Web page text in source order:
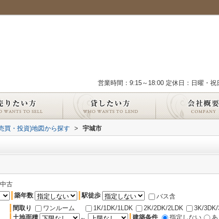
営業時間：9:15～18:00 定休日：日曜・
買・投資)地図から探す > 宇城市
中古
築年数
駅徒歩 バス含
間取り ワンルーム 1K/1DK/1LDK 2K/2DK/2LDK
3K/
土地面積
建築条件 指定しない